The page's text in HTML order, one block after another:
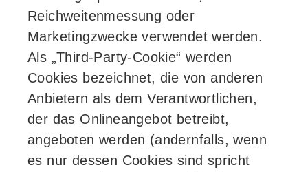
Reichweitenmessung oder
Marketingzwecke verwendet werden.
Als „Third-Party-Cookie“ werden
Cookies bezeichnet, die von anderen
Anbietern als dem Verantwortlichen,
der das Onlineangebot betreibt,
angeboten werden (andernfalls, wenn
es nur dessen Cookies sind spricht